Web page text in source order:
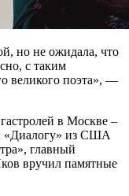
но не ожидала, что
с таким
великого поэта», —
в Москве –
«Диалогу» из США
главный
вручил памятные